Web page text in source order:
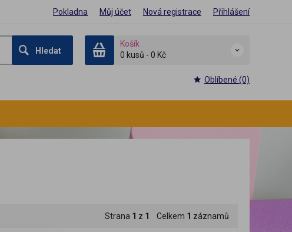
Pokladna Můj účet Nová registrace Přihlášení
Hledat
Košík
0 kusů - 0 Kč
Oblíbené (0)
Strana 1 z 1 Celkem 1 záznamů